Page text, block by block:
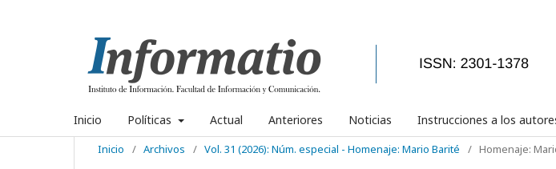
Inicio Políticas Actual Anteriores Noticias Instrucciones a los
Inicio / Archivos / Vol. 31 (2026): Núm. especial - Homenaje: Mario Barité / Homenaje: